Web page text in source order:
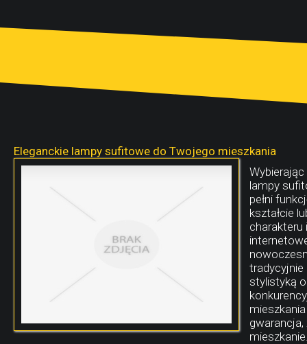
Eleganckie lampy sufitowe do Twojego mieszkania
lampy
pełni
kształcie
charakteru
tradycyjnie
stylistyką